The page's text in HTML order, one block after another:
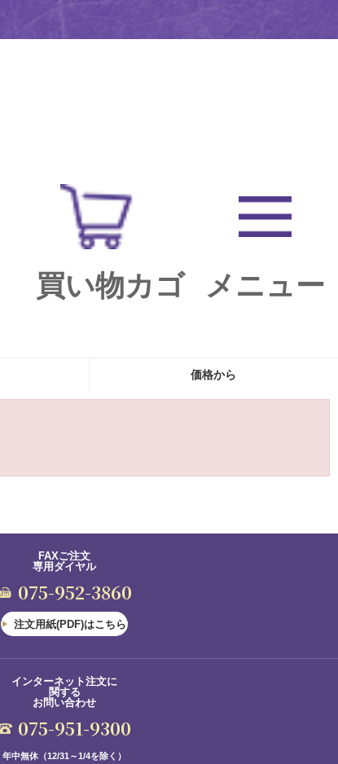
買い物カゴ メニュー
価格から
FAXご注文
専用ダイヤル
075-952-3860
注文用紙(PDF)はこちら
インターネット注文に
関する
お問い合わせ
075-951-9300
年中無休（12/31～1/4を除く）